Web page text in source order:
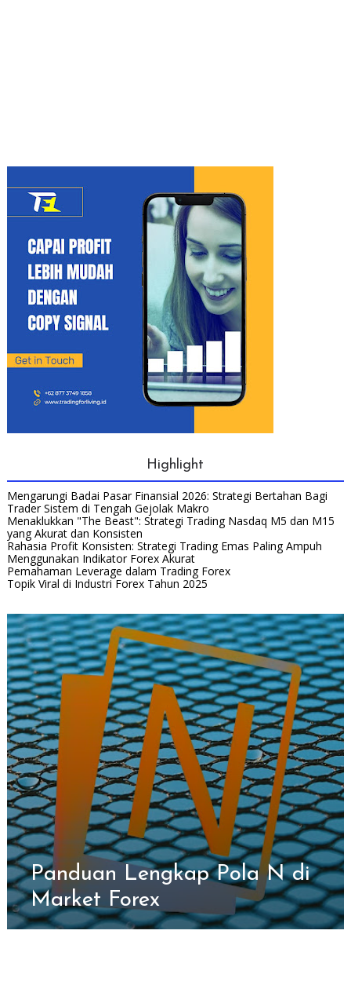
Highlight
Mengarungi Badai Pasar Finansial 2026: Strategi Bertahan Bagi
Trader Sistem di Tengah Gejolak Makro
Menaklukkan "The Beast": Strategi Trading Nasdaq M5 dan M15
yang Akurat dan Konsisten
Rahasia Profit Konsisten: Strategi Trading Emas Paling Ampuh
Menggunakan Indikator Forex Akurat
Pemahaman Leverage dalam Trading Forex
Topik Viral di Industri Forex Tahun 2025
Panduan Lengkap Pola N di
Market Forex